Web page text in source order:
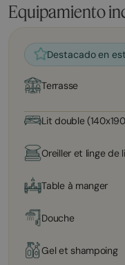
Equipamiento
Destacado en
Terrasse
Lit double
Oreiller et linge de
Table à manger
Douche
Gel et shampoing